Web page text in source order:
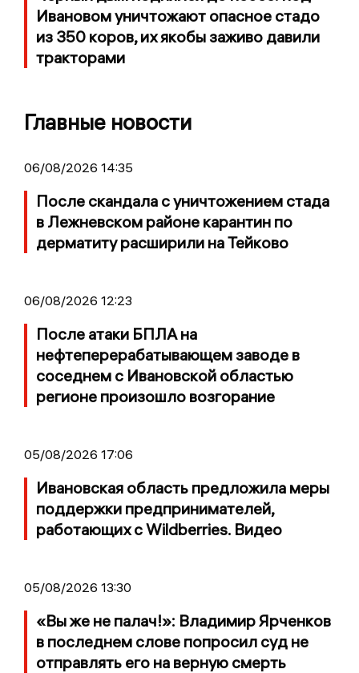
Ивановом уничтожают опасное стадо
из 350 коров, их якобы заживо давили
тракторами
Главные новости
06/08/2026 14:35
После скандала с уничтожением стада
в Лежневском районе карантин по
дерматиту расширили на Тейково
06/08/2026 12:23
После атаки БПЛА на
нефтеперерабатывающем заводе в
соседнем с Ивановской областью
регионе произошло возгорание
05/08/2026 17:06
Ивановская область предложила меры
поддержки предпринимателей,
работающих с Wildberries. Видео
05/08/2026 13:30
«Вы же не палач!»: Владимир Ярченков
в последнем слове попросил суд не
отправлять его на верную смерть